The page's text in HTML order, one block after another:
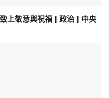
上敬意與祝福 | 政治 | 中央